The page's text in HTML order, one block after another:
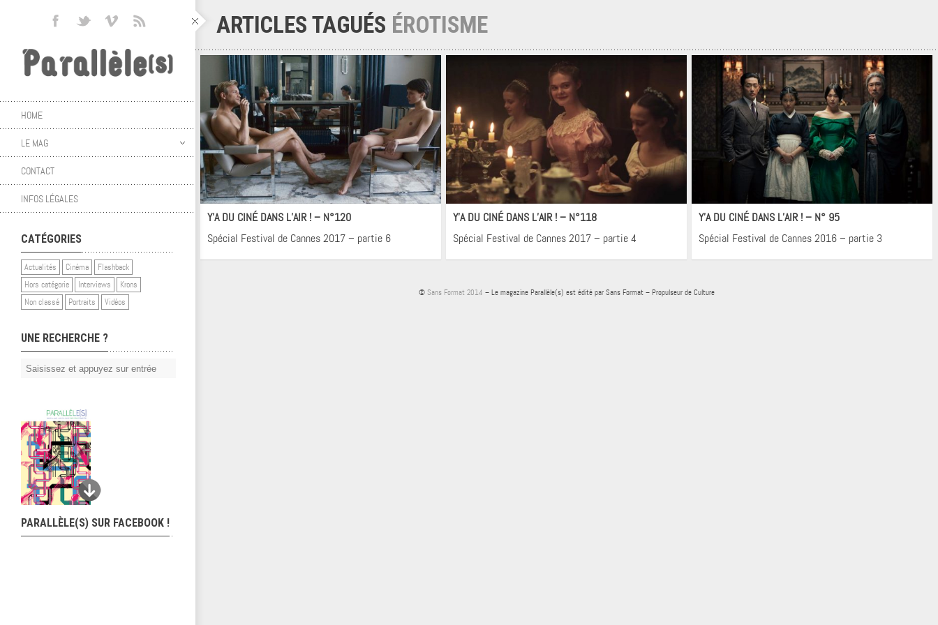
HOME
LE MAG
CONTACT
INFOS LÉGALES
CATÉGORIES
Actualités Cinéma
Flashback
Hors catégorie
Interviews
Krons
Non classé
Portraits Vidéos
UNE RECHERCHE ?
PARALLÈLE(S) SUR FACEBOOK !
ARTICLES TAGUÉS ÉROTISME
Cinéma
Y’A DU CINÉ DANS L’AIR ! – N°120
Spécial Festival de Cannes 2017 – partie 6
Cinéma
Y’A DU CINÉ DANS L’AIR ! – N°118
Spécial Festival de Cannes 2017 – partie 4
Cinéma
Y’A DU CINÉ DANS L’AIR ! – N° 95
Spécial Festival de Cannes 2016 – partie 3
© Sans Format 2014 – Le magazine Parallèle(s) est édité par Sans Format – Propulseur de Culture